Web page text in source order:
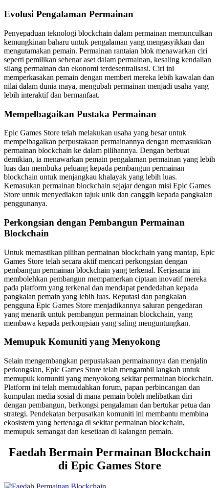
Evolusi Pengalaman Permainan
Penyepaduan teknologi blockchain dalam permainan memunculkan
kemungkinan baharu untuk pengalaman yang mengasyikkan dan
mengutamakan pemain. Permainan rantaian blok menawarkan ciri
seperti pemilikan sebenar aset dalam permainan, kesaling kendalian
silang permainan dan ekonomi terdesentralisasi. Ciri ini
memperkasakan pemain dengan memberi mereka lebih kawalan dan
nilai dalam dunia maya, mengubah permainan menjadi usaha yang
lebih interaktif dan bermanfaat.
Mempelbagaikan Pustaka Permainan
Epic Games Store telah melakukan usaha yang besar untuk
mempelbagaikan perpustakaan permainannya dengan memasukkan
permainan blockchain ke dalam pilihannya. Dengan berbuat
demikian, ia menawarkan pemain pengalaman permainan yang lebih
luas dan membuka peluang kepada pembangun permainan
blockchain untuk menjangkau khalayak yang lebih luas.
Kemasukan permainan blockchain sejajar dengan misi Epic Games
Store untuk menyediakan tajuk unik dan canggih kepada pangkalan
penggunanya.
Perkongsian dengan Pembangun Permainan
Blockchain
Untuk memastikan pilihan permainan blockchain yang mantap, Epic
Games Store telah secara aktif mencari perkongsian dengan
pembangun permainan blockchain yang terkenal. Kerjasama ini
membolehkan pembangun mempamerkan ciptaan inovatif mereka
pada platform yang terkenal dan mendapat pendedahan kepada
pangkalan pemain yang lebih luas. Reputasi dan pangkalan
pengguna Epic Games Store menjadikannya saluran pengedaran
yang menarik untuk pembangun permainan blockchain, yang
membawa kepada perkongsian yang saling menguntungkan.
Memupuk Komuniti yang Menyokong
Selain mengembangkan perpustakaan permainannya dan menjalin
perkongsian, Epic Games Store telah mengambil langkah untuk
memupuk komuniti yang menyokong sekitar permainan blockchain.
Platform ini telah memudahkan forum, papan perbincangan dan
kumpulan media sosial di mana pemain boleh melibatkan diri
dengan pembangun, berkongsi pengalaman dan bertukar petua dan
strategi. Pendekatan berpusatkan komuniti ini membantu membina
ekosistem yang bertenaga di sekitar permainan blockchain,
memupuk semangat dan kesetiaan di kalangan pemain.
Faedah Bermain Permainan Blockchain
di Epic Games Store